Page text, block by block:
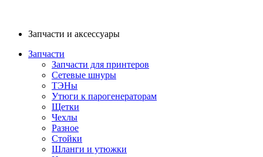
Запчасти и аксессуары
Запчасти
Запчасти для принтеров
Сетевые шнуры
ТЭНы
Утюги к парогенераторам
Щетки
Чехлы
Разное
Стойки
Шланги и утюжки